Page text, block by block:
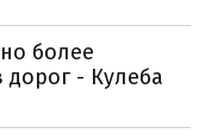
более
- Кулеба